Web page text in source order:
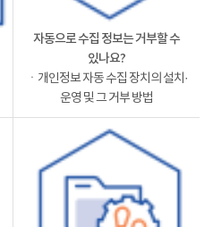
자동으로 수집 정보는 거부할 수
있나요?
ㆍ개인정보 자동 수집 장치의 설치·
운영 및 그 거부 방법